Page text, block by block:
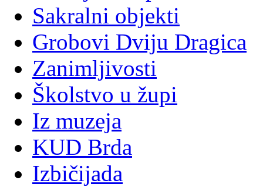
Sakralni objekti
Grobovi Dviju Dragica
Zanimljivosti
Školstvo u župi
Iz muzeja
KUD Brda
Izbičijada